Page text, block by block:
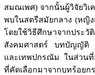
สมณเพศ) จากนั้นผู้วิจัยวิเ
พบในสตรีสมัยกลาง (หญิ
โดยใช้วิธีศึกษาจากป
สังคมศาสตร์ บทบัญญัติ
และเทพปกรณัม ในส่วนที่
ที่คัดเลือกมาจากบทร้อยก